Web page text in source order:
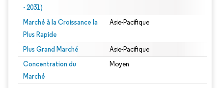
- 2031)
Marché à la Croissance la
Plus Rapide
Asie-Pacifique
Plus Grand Marché Asie-Pacifique
Concentration du
Marché
Moyen